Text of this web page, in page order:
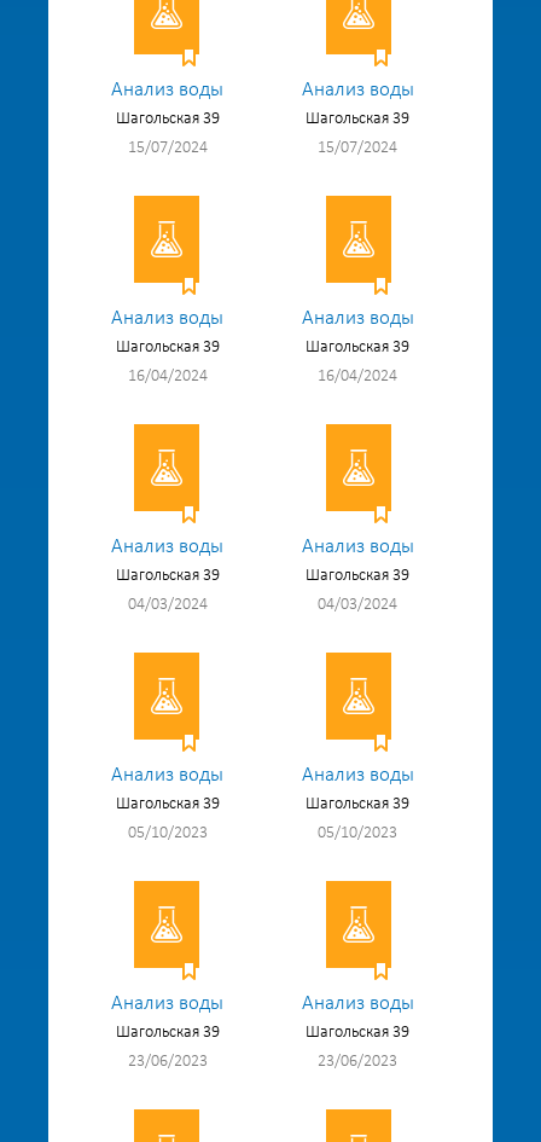
Анализ воды
Шагольская 39
15/07/2024
Анализ воды
Шагольская 39
15/07/2024
Анализ воды
Шагольская 39
16/04/2024
Анализ воды
Шагольская 39
16/04/2024
Анализ воды
Шагольская 39
04/03/2024
Анализ воды
Шагольская 39
04/03/2024
Анализ воды
Шагольская 39
05/10/2023
Анализ воды
Шагольская 39
05/10/2023
Анализ воды
Шагольская 39
23/06/2023
Анализ воды
Шагольская 39
23/06/2023